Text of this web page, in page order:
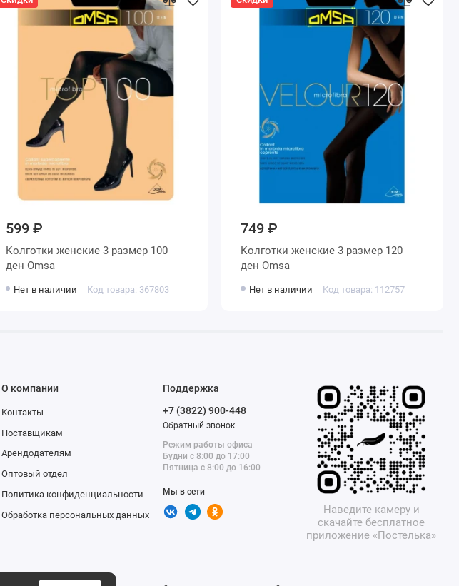
599 ₽
Колготки женские 3 размер 100
ден Omsa
Нет в наличии Код товара: 367803
749 ₽
Колготки женские 3 размер 120
ден Omsa
Нет в наличии Код товара: 112757
О компании
Контакты
Поставщикам
Арендодателям
Оптовый отдел
Политика конфиденциальности
Обработка персональных данных
Поддержка
+7 (3822) 900-448
Обратный звонок
Режим работы офиса
Будни с 8:00 до 17:00
Пятница с 8:00 до 16:00
Мы в сети
Наведите камеру и
скачайте бесплатное
приложение «Постелька»